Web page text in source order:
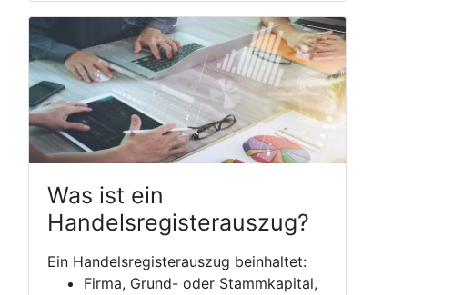
Was ist ein
Handelsregisterauszug?
Ein Handelsregisterauszug beinhaltet:
Firma, Grund- oder Stammkapital,